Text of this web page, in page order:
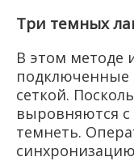
Три темных
В этом методе
подключенные
сеткой.
выровняются
темнеть.